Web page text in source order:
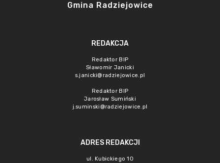
Gmina Radziejowice
REDAKCJA
Redaktor BIP
Sławomir Janicki
s.janicki@radziejowice.pl
Redaktor BIP
Jarosław Sumiński
j.suminski@radziejowice.pl
ADRES REDAKCJI
ul. Kubickiego 10